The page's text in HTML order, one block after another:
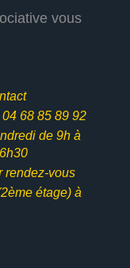
vous
68 85 89 92
de 9h à
rendez-vous
étage) à